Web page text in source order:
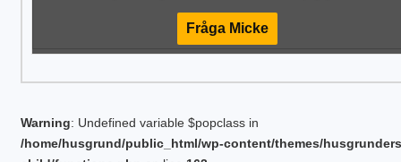
Fråga Micke
Warning: Undefined variable $popclass in
/home/husgrund/public_html/wp-content/themes/